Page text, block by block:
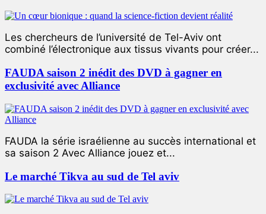
Les chercheurs de l’université de Tel-Aviv ont
combiné l’électronique aux tissus vivants pour créer...
FAUDA saison 2 inédit des DVD à gagner en
exclusivité avec Alliance
FAUDA la série israélienne au succès international et
sa saison 2 Avec Alliance jouez et...
Le marché Tikva au sud de Tel aviv